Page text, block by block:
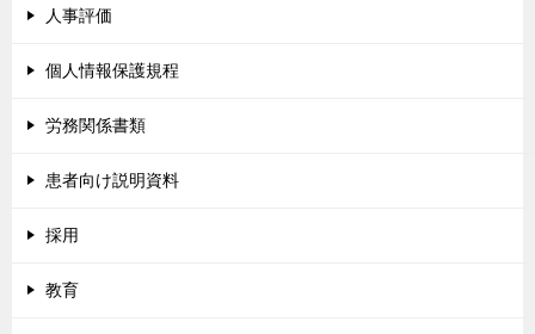
人事評価
個人情報保護規程
労務関係書類
患者向け説明資料
採用
教育